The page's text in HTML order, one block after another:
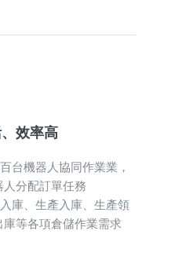
效率高
台機器人協同作業業，
分配訂單任務
庫、生產入庫、生產領
庫等各項倉儲作業需求